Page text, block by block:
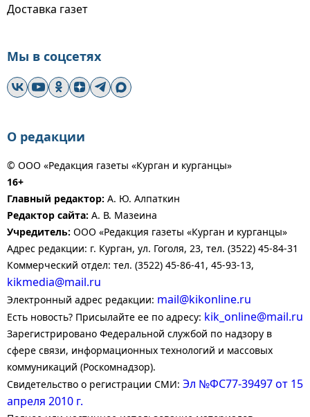
Доставка газет
Мы в соцсетях
О редакции
© ООО «Редакция газеты «Курган и курганцы»
16+
Главный редактор: А. Ю. Алпаткин
Редактор сайта: А. В. Мазеина
Учредитель: ООО «Редакция газеты «Курган и курганцы»
Адрес редакции: г. Курган, ул. Гоголя, 23, тел. (3522) 45-84-31
Коммерческий отдел: тел. (3522) 45-86-41, 45-93-13,
kikmedia@mail.ru
Электронный адрес редакции: mail@kikonline.ru
Есть новость? Присылайте ее по адресу: kik_online@mail.ru
Зарегистрировано Федеральной службой по надзору в
сфере связи, информационных технологий и массовых
коммуникаций (Роскомнадзор).
Свидетельство о регистрации СМИ: Эл №ФС77-39497 от 15
апреля 2010 г.